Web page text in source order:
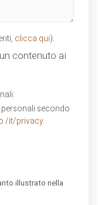
clicca qui):
contenuto ai
secondo
/it/privacy
illustrato nella